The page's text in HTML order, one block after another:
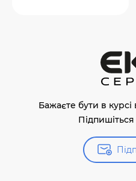
Бажаєте бути в курсі